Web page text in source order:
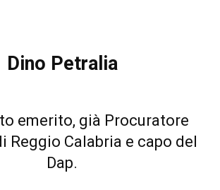
Dino Petralia
emerito, già Procuratore
Reggio Calabria e capo del
Dap.